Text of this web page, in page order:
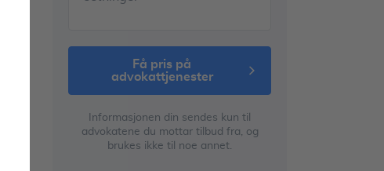
få pris på
advokattjenester
Informasjonen din sendes kun til
advokatene du mottar tilbud fra, og
brukes ikke til noe annet.